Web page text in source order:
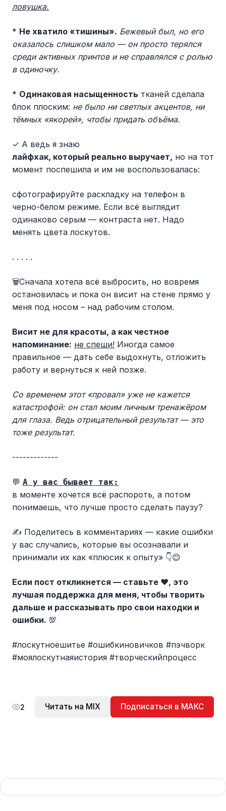
ловушка.
* Не хватило «тишины». Бежевый был, но его
оказалось слишком мало — он просто терялся
среди активных принтов и не справлялся с ролью
в одиночку.
* Одинаковая насыщенность тканей сделала
блок плоским: не было ни светлых акцентов, ни
тёмных «якорей», чтобы придать объёма.
✓ А ведь я знаю
лайфхак, который реально выручает, но на тот
момент поспешила и им не воспользовалась:
сфотографируйте раскладку на телефон в
черно-белом режиме. Если всё выглядит
одинаково серым — контраста нет. Надо
менять цвета лоскутов.
. . . . .
🗑️Сначала хотела всё выбросить, но вовремя
остановилась и пока он висит на стене прямо у
меня под носом – над рабочим столом.
Висит не для красоты, а как честное
напоминание: не спеши! Иногда самое
правильное — дать себе выдохнуть, отложить
работу и вернуться к ней позже.
Со временем этот «провал» уже не кажется
катастрофой: он стал моим личным тренажёром
для глаза. Ведь отрицательный результат — это
тоже результат.
-------------
💬 А у вас бывает так:
в моменте хочется всё распороть, а потом
понимаешь, что лучше просто сделать паузу?
✍️ Поделитесь в комментариях — какие ошибки
у вас случались, которые вы осознавали и
принимали их как «плюсик к опыту» 👇😊
Если пост откликнется — ставьте ❤️, это
лучшая поддержка для меня, чтобы творить
дальше и рассказывать про свои находки и
ошибки. 💯
#лоскутноешитье #ошибкиновичков #пэчворк
#моялоскутнаяистория #творческийпроцесс
2 Читать на MIX Подписаться в МАКС